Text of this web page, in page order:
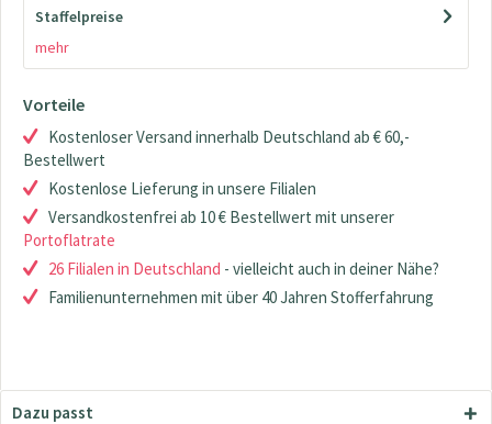
Staffelpreise
mehr
Vorteile
Kostenloser Versand innerhalb Deutschland ab € 60,-
Bestellwert
Kostenlose Lieferung in unsere Filialen
Versandkostenfrei ab 10 € Bestellwert mit unserer
Portoflatrate
26 Filialen in Deutschland - vielleicht auch in deiner Nähe?
Familienunternehmen mit über 40 Jahren Stofferfahrung
Dazu passt